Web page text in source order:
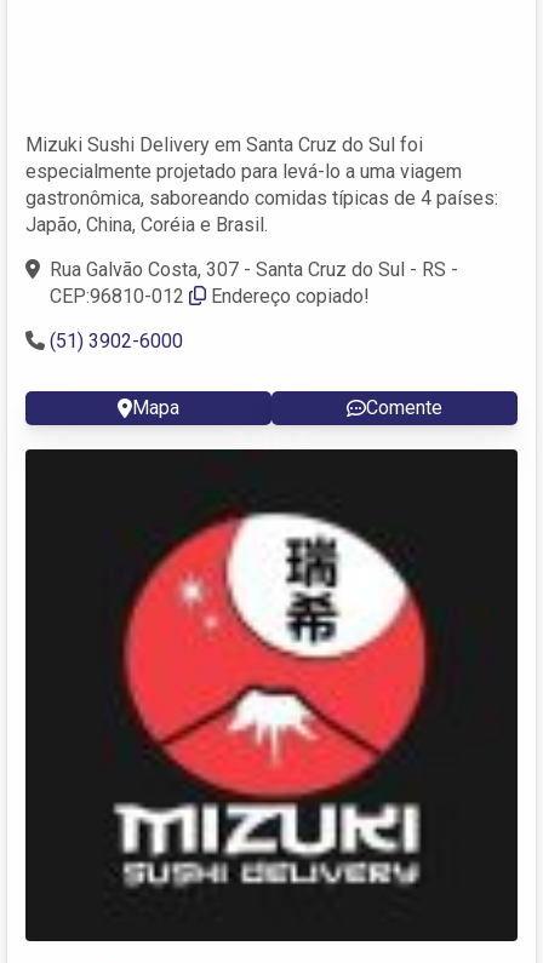
Mizuki Sushi Delivery em Santa Cruz do Sul foi
especialmente projetado para levá-lo a uma viagem
gastronômica, saboreando comidas típicas de 4 países:
Japão, China, Coréia e Brasil.
Rua Galvão Costa, 307 - Santa Cruz do Sul - RS -
CEP:96810-012
Endereço copiado!
(51) 3902-6000
Mapa Comente